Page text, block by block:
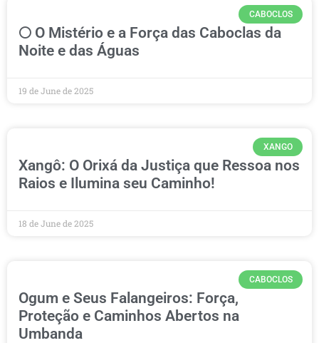
CABOCLOS
🌕 O Mistério e a Força das Caboclas da
Noite e das Águas
19 de June de 2025
XANGO
Xangô: O Orixá da Justiça que Ressoa nos
Raios e Ilumina seu Caminho!
18 de June de 2025
CABOCLOS
Ogum e Seus Falangeiros: Força,
Proteção e Caminhos Abertos na
Umbanda